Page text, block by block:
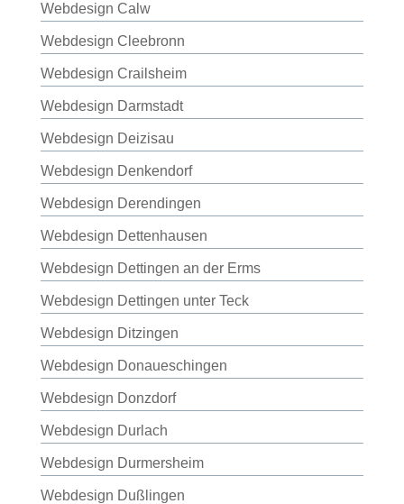
Webdesign Calw
Webdesign Cleebronn
Webdesign Crailsheim
Webdesign Darmstadt
Webdesign Deizisau
Webdesign Denkendorf
Webdesign Derendingen
Webdesign Dettenhausen
Webdesign Dettingen an der Erms
Webdesign Dettingen unter Teck
Webdesign Ditzingen
Webdesign Donaueschingen
Webdesign Donzdorf
Webdesign Durlach
Webdesign Durmersheim
Webdesign Dußlingen